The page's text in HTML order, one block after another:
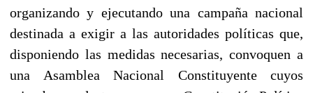
organizando y ejecutando una campaña nacional
destinada a exigir a las autoridades políticas que,
disponiendo las medidas necesarias, convoquen a
una Asamblea Nacional Constituyente cuyos